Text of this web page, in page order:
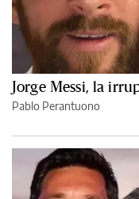
Jorge Messi, la
Pablo Perantuono